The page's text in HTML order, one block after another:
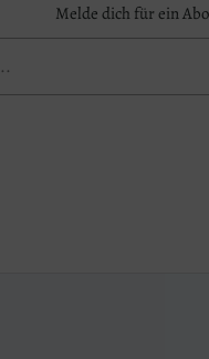
Melde dich für ein